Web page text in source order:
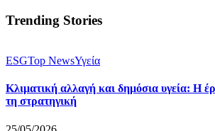
Trending Stories
ESGTop NewsΥγεία
Κλιματική αλλαγή και δημόσια υγεία: Η
τη στρατηγική